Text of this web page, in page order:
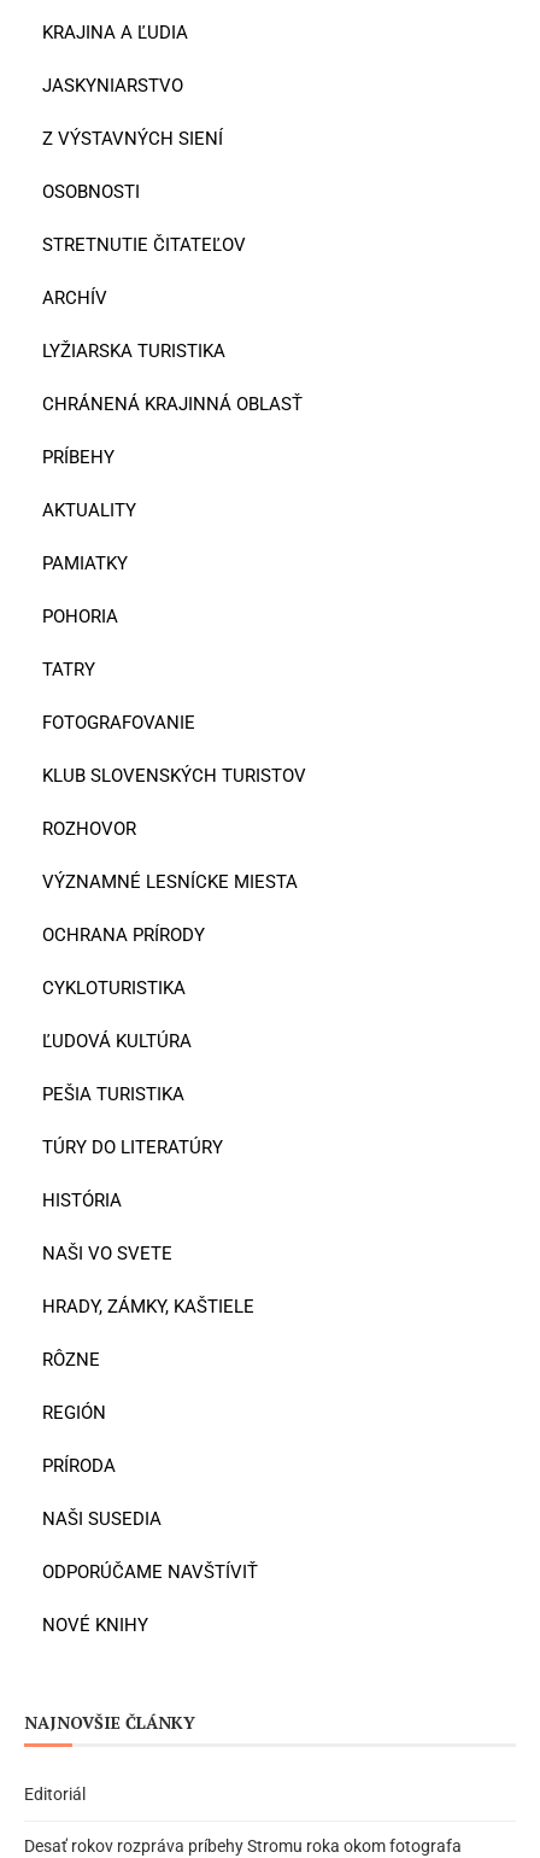
KRAJINA A ĽUDIA
JASKYNIARSTVO
Z VÝSTAVNÝCH SIENÍ
OSOBNOSTI
STRETNUTIE ČITATEĽOV
ARCHÍV
LYŽIARSKA TURISTIKA
CHRÁNENÁ KRAJINNÁ OBLASŤ
PRÍBEHY
AKTUALITY
PAMIATKY
POHORIA
TATRY
FOTOGRAFOVANIE
KLUB SLOVENSKÝCH TURISTOV
ROZHOVOR
VÝZNAMNÉ LESNÍCKE MIESTA
OCHRANA PRÍRODY
CYKLOTURISTIKA
ĽUDOVÁ KULTÚRA
PEŠIA TURISTIKA
TÚRY DO LITERATÚRY
HISTÓRIA
NAŠI VO SVETE
HRADY, ZÁMKY, KAŠTIELE
RÔZNE
REGIÓN
PRÍRODA
NAŠI SUSEDIA
ODPORÚČAME NAVŠTÍVIŤ
NOVÉ KNIHY
NAJNOVŠIE ČLÁNKY
Editoriál
Desať rokov rozpráva príbehy Stromu roka okom fotografa